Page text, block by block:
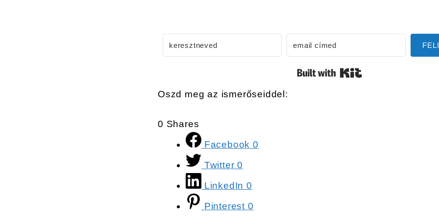
Built with Kit
Oszd meg az ismerőseiddel:
0 Shares
Facebook 0
Twitter 0
LinkedIn 0
Pinterest 0